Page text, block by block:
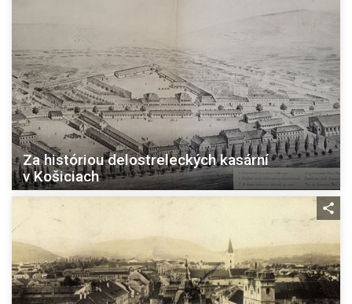
Za históriou delostreleckých kasární
v Košiciach